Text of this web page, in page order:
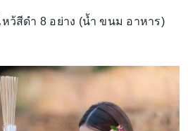
ว้สีดำ 8 อย่าง (น้ำ ขนม อาหาร)